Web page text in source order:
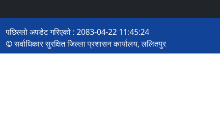
पछिल्लो अपडेट गरिएको : 2083-04-22 11:45:24
© सर्वाधिकार सुरक्षित जिल्ला प्रशासन कार्यालय, ललितपुर